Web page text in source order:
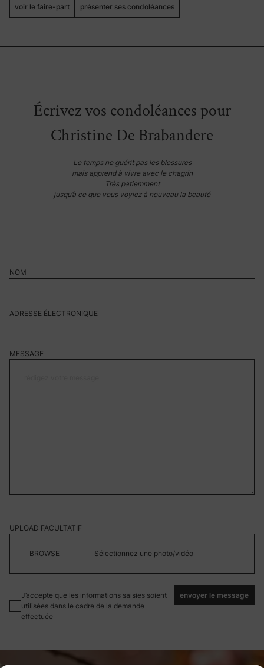
voir le faire-part présenter ses condoléances
Écrivez vos condoléances pour
Christine De Brabandere
Le temps ne guérit pas les blessures
mais apprend à vivre avec le chagrin
Très patiemment
jusqu’à ce que vous voyiez à nouveau la beauté
MESSAGE
UPLOAD FACULTATIF
Sélectionnez une photo/vidéo
J’accepte que les informations saisies soient
utilisées dans le cadre de la demande
effectuée
envoyer le message